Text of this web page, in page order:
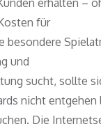
erhalten –
für
besondere
und
sucht, sollte
nicht entgehen
Die